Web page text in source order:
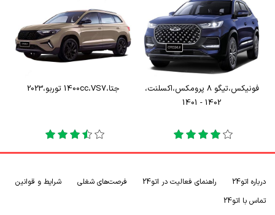
فونیکس،تیگو 8 پرومکس ،اکسلنت،
1402 - 1401
جتا،VS7،1400cc توربو ،2023
درباره اتو24 راهنمای فعالیت در اتو24 فرصت‌های شغلی
شرایط و قوانین
تماس با اتو24